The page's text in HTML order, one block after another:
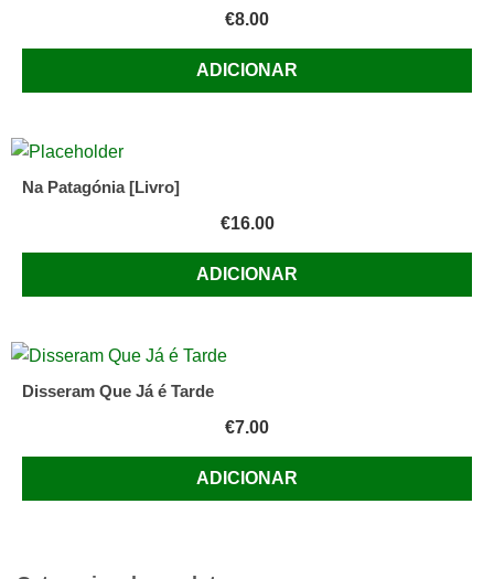
€8.00
ADICIONAR
Na Patagónia [Livro]
€16.00
ADICIONAR
Disseram Que Já é Tarde
€7.00
ADICIONAR